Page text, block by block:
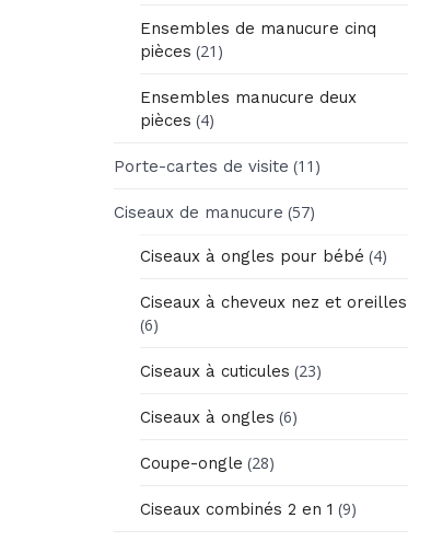
Ensembles de manucure cinq
pièces (21)
Ensembles manucure deux
pièces (4)
Porte-cartes de visite (11)
Ciseaux de manucure (57)
Ciseaux à ongles pour bébé (4)
Ciseaux à cheveux nez et oreilles
(6)
Ciseaux à cuticules (23)
Ciseaux à ongles (6)
Coupe-ongle (28)
Ciseaux combinés 2 en 1 (9)